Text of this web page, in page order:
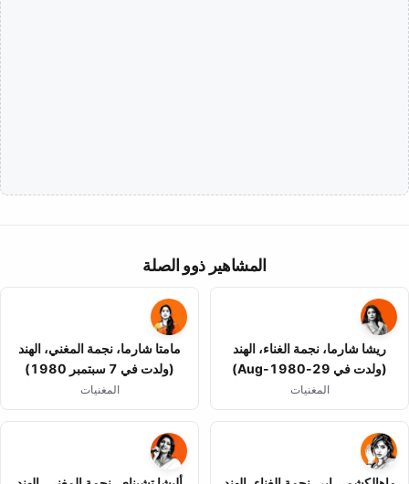
المشاهير ذوو الصلة
ريشا شارما، نجمة الغناء، الهند
(ولدت في 29-Aug-1980)
المغنيات
مامتا شارما، نجمة المغني، الهند
(ولدت في 7 سبتمبر 1980)
المغنيات